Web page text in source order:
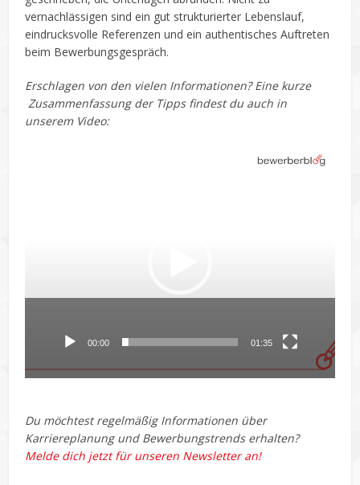
vernachlässigen sind ein gut strukturierter Lebenslauf,
eindrucksvolle Referenzen und ein authentisches Auftreten
beim Bewerbungsgespräch.
Erschlagen von den vielen Informationen? Eine kurze
Zusammenfassung der Tipps findest du auch in
unserem Video:
00:00 01:35
Du möchtest regelmäßig Informationen über
Karriereplanung und Bewerbungstrends erhalten?
Melde dich jetzt für unseren Newsletter an!